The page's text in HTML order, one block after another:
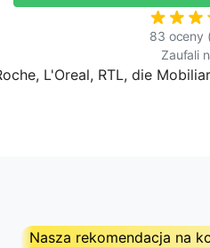
83 oceny
Zaufali
Nasza rekomendacja na